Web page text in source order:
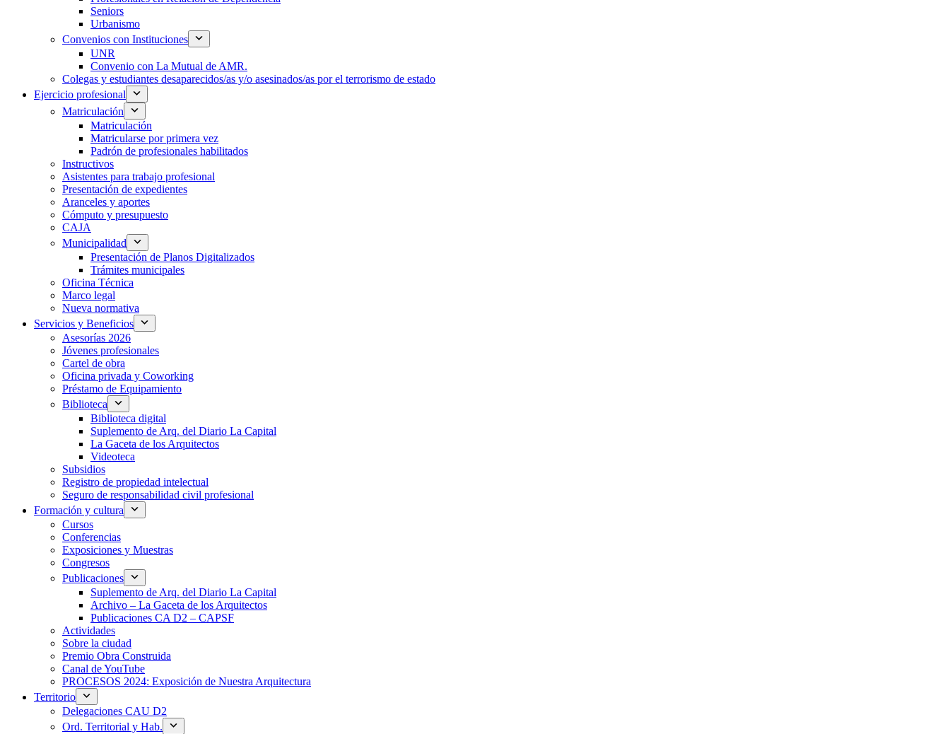
Seniors
Urbanismo
Convenios con Instituciones
UNR
Convenio con La Mutual de AMR.
Colegas y estudiantes desaparecidos/as y/o asesinados/as por el terrorismo de estado
Ejercicio profesional
Matriculación
Matriculación
Matricularse por primera vez
Padrón de profesionales habilitados
Instructivos
Asistentes para trabajo profesional
Presentación de expedientes
Aranceles y aportes
Cómputo y presupuesto
CAJA
Municipalidad
Presentación de Planos Digitalizados
Trámites municipales
Oficina Técnica
Marco legal
Nueva normativa
Servicios y Beneficios
Asesorías 2026
Jóvenes profesionales
Cartel de obra
Oficina privada y Coworking
Préstamo de Equipamiento
Biblioteca
Biblioteca digital
Suplemento de Arq. del Diario La Capital
La Gaceta de los Arquitectos
Videoteca
Subsidios
Registro de propiedad intelectual
Seguro de responsabilidad civil profesional
Formación y cultura
Cursos
Conferencias
Exposiciones y Muestras
Congresos
Publicaciones
Suplemento de Arq. del Diario La Capital
Archivo – La Gaceta de los Arquitectos
Publicaciones CA D2 – CAPSF
Actividades
Sobre la ciudad
Premio Obra Construida
Canal de YouTube
PROCESOS 2024: Exposición de Nuestra Arquitectura
Territorio
Delegaciones CAU D2
Ord. Territorial y Hab.